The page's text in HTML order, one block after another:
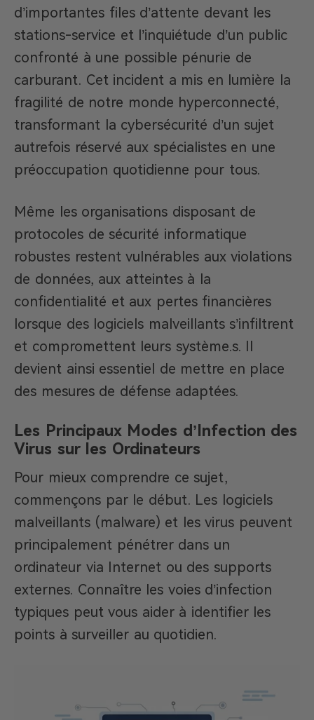
d’importantes files d’attente devant les
stations-service et l’inquiétude d’un public
confronté à une possible pénurie de
carburant. Cet incident a mis en lumière la
fragilité de notre monde hyperconnecté,
transformant la cybersécurité d’un sujet
autrefois réservé aux spécialistes en une
préoccupation quotidienne pour tous.
Même les organisations disposant de
protocoles de sécurité informatique
robustes restent vulnérables aux violations
de données, aux atteintes à la
confidentialité et aux pertes financières
lorsque des logiciels malveillants s’infiltrent
et compromettent leurs système.s. Il
devient ainsi essentiel de mettre en place
des mesures de défense adaptées.
Les Principaux Modes d’Infection des
Virus sur les Ordinateurs
Pour mieux comprendre ce sujet,
commençons par le début. Les logiciels
malveillants (malware) et les virus peuvent
principalement pénétrer dans un
ordinateur via Internet ou des supports
externes. Connaître les voies d’infection
typiques peut vous aider à identifier les
points à surveiller au quotidien.